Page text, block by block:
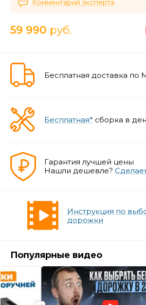
Комментарий эксперта
59 990 руб.
Бесплатная доставка по
Бесплатная* сборка в
Гарантия лучшей цены
Нашли дешевле?
Инструкция по
дорожки
Популярные видео